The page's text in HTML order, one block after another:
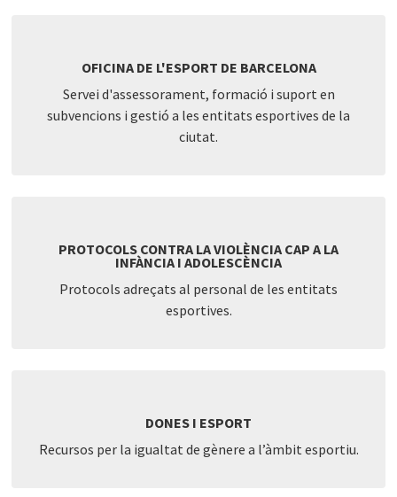
OFICINA DE L'ESPORT DE BARCELONA
Servei d'assessorament, formació i suport en
subvencions i gestió a les entitats esportives de la
ciutat.
PROTOCOLS CONTRA LA VIOLÈNCIA CAP A LA
INFÀNCIA I ADOLESCÈNCIA
Protocols adreçats al personal de les entitats
esportives.
DONES I ESPORT
Recursos per la igualtat de gènere a l’àmbit esportiu.